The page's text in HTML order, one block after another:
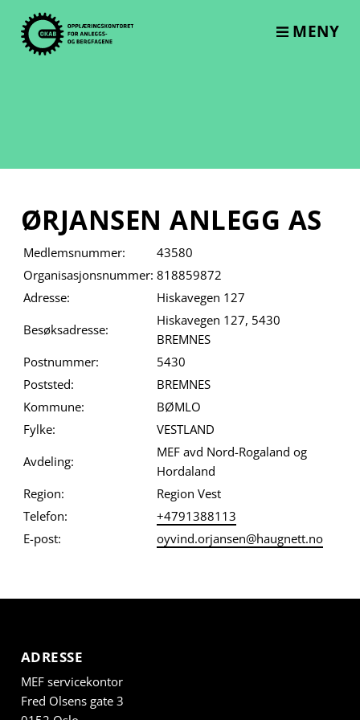
content
MENY
ØRJANSEN ANLEGG AS
Medlemsnummer:
43580
Organisasjonsnummer: 818859872
Adresse:
Hiskavegen 127
Besøksadresse:
Hiskavegen 127, 5430
BREMNES
Postnummer:
5430
Poststed:
BREMNES
Kommune:
BØMLO
Fylke:
VESTLAND
Avdeling:
MEF avd Nord-Rogaland og
Hordaland
Region:
Region Vest
Telefon:
+4791388113
E-post:
oyvind.orjansen@haugnett.no
ADRESSE
MEF servicekontor
Fred Olsens gate 3